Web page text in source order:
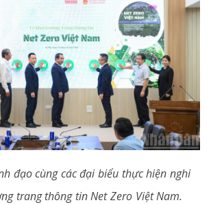
đạo cùng các đại biểu thực hiện nghi
trang thông tin Net Zero Việt Nam.